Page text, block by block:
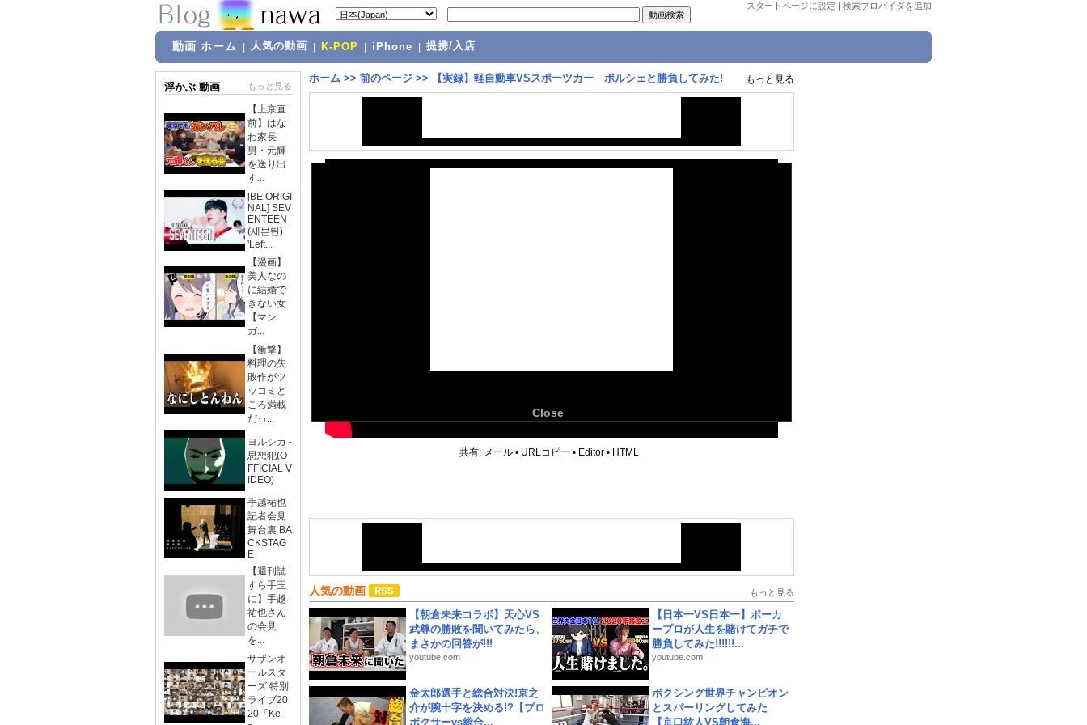
スタートページに設定 | 検索プロバイダを追加
動画 ホーム 人気の動画 K-POP iPhone 提携/入店
浮かぶ 動画 もっと見る
【上京直
前】はな
わ家長
男・元輝
を送り出
す...
[BE ORIGI
NAL] SEV
ENTEEN
(세븐틴)
'Left...
【漫画】
美人なの
に結婚で
きない女
【マン
ガ...
【衝撃】
料理の失
敗作がツ
ッコミど
ころ満載
だっ...
ヨルシカ -
思想犯(O
FFICIAL V
IDEO)
手越祐也
記者会見
舞台裏 BA
CKSTAG
E
【週刊誌
すら手玉
に】手越
祐也さん
の会見
を...
サザンオ
ールスタ
ーズ 特別
ライブ20
20「Ke
ホーム >> 前のページ >> 【実録】軽自動車VSスポーツカー ポルシェと勝負してみた! もっと見る
Close
共有: メール • URLコピー • Editor • HTML
人気の動画 もっと見る
【朝倉未来コラボ】天心VS
武尊の勝敗を聞いてみたら、
まさかの回答が!!!
youtube.com
【日本一VS日本一】ポーカ
ープロが人生を賭けてガチで
勝負してみた!!!!!!...
youtube.com
金太郎選手と総合対決!京之
介が腕十字を決める!?【プロ
ボクサーvs総合...
ボクシング世界チャンピオン
とスパーリングしてみた
【京口紘人VS朝倉海...